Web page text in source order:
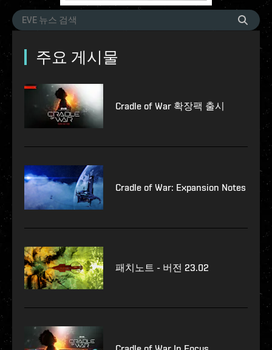
주요 게시물
Cradle of War 확장팩 출시
Cradle of War: Expansion Notes
패치노트 - 버전 23.02